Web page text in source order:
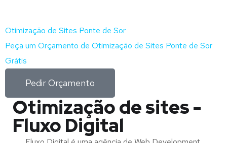
Otimização de Sites Ponte de Sor
Peça um Orçamento de Otimização de Sites Ponte de Sor
Grátis
Pedir Orçamento
Otimização de sites -
Fluxo Digital